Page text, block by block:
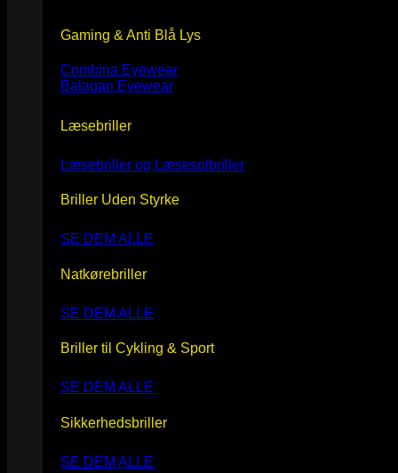
Gaming & Anti Blå Lys
Combina Eyewear
Balagan Eyewear
Læsebriller
Læsebriller og Læsesolbriller
Briller Uden Styrke
SE DEM ALLE
Natkørebriller
SE DEM ALLE
Briller til Cykling & Sport
SE DEM ALLE
Sikkerhedsbriller
SE DEM ALLE